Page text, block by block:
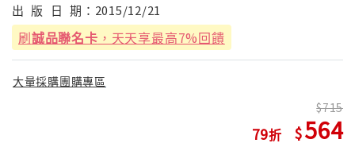
出 版 日 期： 2015/12/21
刷誠品聯名卡 ，天天享最高7%回饋
大量採購團購專區
79
715
564